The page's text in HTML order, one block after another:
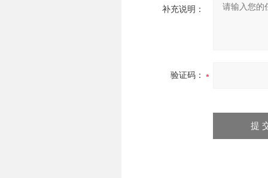
补充说明：
验证码：